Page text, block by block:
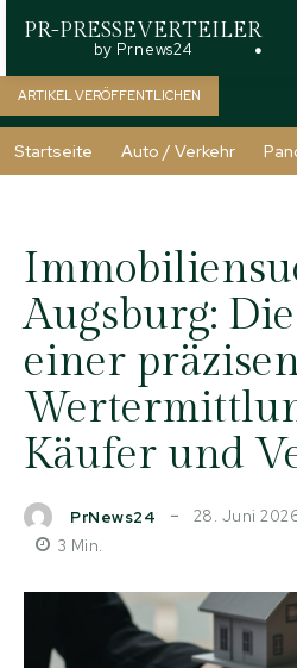
PR-PRESSEVERTEILER
by Prnews24
ARTIKEL VERÖFFENTLICHEN
Startseite Auto / Verkehr
Augsburg:
einer
Käufer und
PrNews24 28. Juni
3 Min.